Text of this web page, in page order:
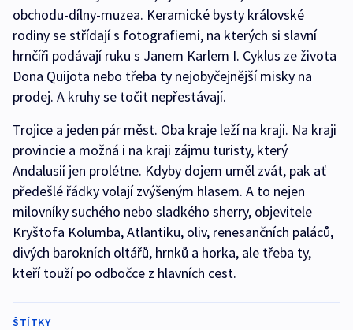
obchodu-dílny-muzea. Keramické bysty královské
rodiny se střídají s fotografiemi, na kterých si slavní
hrnčíři podávají ruku s Janem Karlem I. Cyklus ze života
Dona Quijota nebo třeba ty nejobyčejnější misky na
prodej. A kruhy se točit nepřestávají.
Trojice a jeden pár měst. Oba kraje leží na kraji. Na kraji
provincie a možná i na kraji zájmu turisty, který
Andalusií jen prolétne. Kdyby dojem uměl zvát, pak ať
předešlé řádky volají zvýšeným hlasem. A to nejen
milovníky suchého nebo sladkého sherry, objevitele
Kryštofa Kolumba, Atlantiku, oliv, renesančních paláců,
divých barokních oltářů, hrnků a horka, ale třeba ty,
kteří touží po odbočce z hlavních cest.
ŠTÍTKY